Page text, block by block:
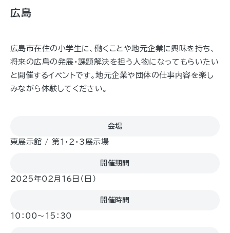
広島
広島市在住の小学生に、働くことや地元企業に興味を持ち、
将来の広島の発展・課題解決を担う人物になってもらいたい
と開催するイベントです。地元企業や団体の仕事内容を楽し
みながら体験してください。
会場
東展示館 / 第1・2・3展示場
開催期間
2025年02月16日（日)
開催時間
10：00～15：30